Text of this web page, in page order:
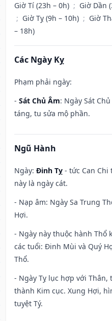
Giờ Tí (23h – 0h) ; Giờ Dần
; Giờ Tỵ (9h – 10h) ; Giờ
– 18h)
Các Ngày Kỵ
Phạm phải ngày:
- Sát Chủ Âm: Ngày Sát
táng, tu sửa mộ phần.
Ngũ Hành
Ngày: Đinh Tỵ - tức Can Chi
này là ngày cát.
- Nạp âm: Ngày Sa Trung
Hợi.
- Ngày này thuộc hành Thổ
các tuổi: Đinh Mùi và Quý
Thổ.
- Ngày Tỵ lục hợp với Thân,
thành Kim cục. Xung Hợi,
tuyệt Tý.